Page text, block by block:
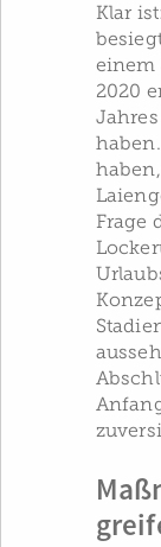
Klar
einem
2020
Frage